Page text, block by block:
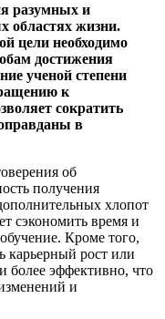
разумных и
областях жизни.
цели необходимо
достижения
ученой степени
к
сократить
в
об
получения
хлопот
сэкономить время и
Кроме того,
карьерный рост или
более эффективно, что
и